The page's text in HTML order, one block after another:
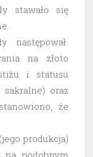
stawało się
na złoto
i statusu
oraz
że
produkcja)
na podobnym